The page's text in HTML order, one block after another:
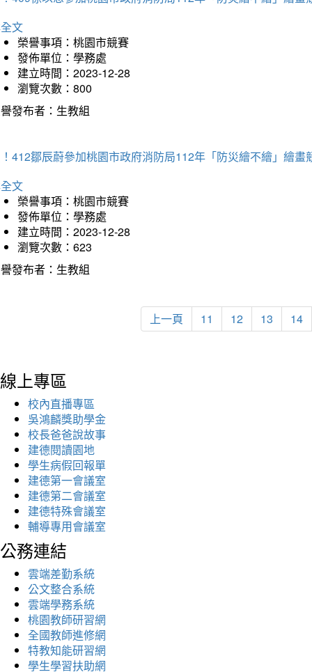
文
榮譽事項：桃園市競賽
發佈單位：學務處
建立時間：2023-12-28
瀏覽次數：800
發布者：生教組
412鄒辰蔚參加桃園市政府消防局112年「防災繪不繪」繪畫
文
榮譽事項：桃園市競賽
發佈單位：學務處
建立時間：2023-12-28
瀏覽次數：623
發布者：生教組
上一頁 11 12 13 14
線上專區
校內直播專區
吳鴻麟獎助學金
校長爸爸說故事
建德閱讀園地
學生病假回報單
建德第一會議室
建德第二會議室
建德特殊會議室
輔導專用會議室
公務連結
雲端差勤系統
公文整合系統
雲端學務系統
桃園教師研習網
全國教師進修網
特教知能研習網
學生學習扶助網